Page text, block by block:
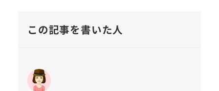
この記事を書いた人